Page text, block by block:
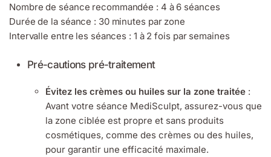
Nombre de séance recommandée : 4 à 6 séances
Durée de la séance : 30 minutes par zone
Intervalle entre les séances : 1 à 2 fois par semaines
Pré-cautions pré-traitement
Évitez les crèmes ou huiles sur la zone traitée :
Avant votre séance MediSculpt, assurez-vous que
la zone ciblée est propre et sans produits
cosmétiques, comme des crèmes ou des huiles,
pour garantir une efficacité maximale.